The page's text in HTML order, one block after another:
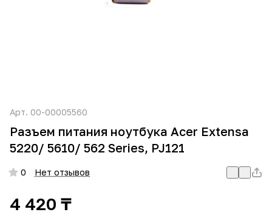
Арт. 00-00005560
Разъем питания ноутбука Acer Extensa
5220/ 5610/ 562 Series, PJ121
0 Нет отзывов
4 420 ₸